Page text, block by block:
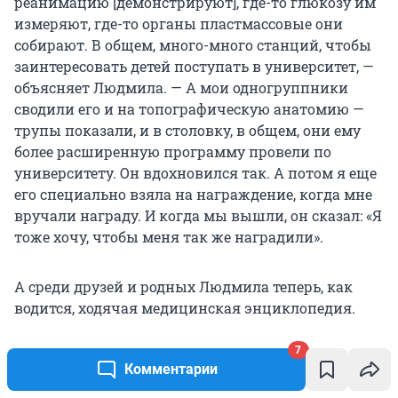
Комментарии
7
измеряют, где-то органы пластмассовые они
собирают. В общем, много-много станций, чтобы
заинтересовать детей поступать в университет, —
объясняет Людмила. — А мои одногруппники
сводили его и на топографическую анатомию —
трупы показали, и в столовку, в общем, они ему
более расширенную программу провели по
университету. Он вдохновился так. А потом я еще
его специально взяла на награждение, когда мне
вручали награду. И когда мы вышли, он сказал: «Я
тоже хочу, чтобы меня так же наградили».
А среди друзей и родных Людмила теперь, как
водится, ходячая медицинская энциклопедия.
— У меня прямо самое любимое — «посмотри
анализы», — с улыбкой делится теперь уже